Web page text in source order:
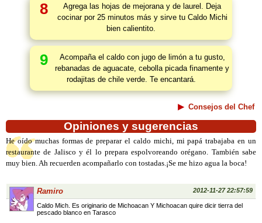
8
Agrega las hojas de mejorana y de laurel. Deja
cocinar por 25 minutos más y sirve tu Caldo Michi
bien calientito.
9
Acompaña el caldo con jugo de limón a tu gusto,
rebanadas de aguacate, cebolla picada finamente y
rodajitas de chile verde. Te encantará.
Consejos del Chef
Opiniones y sugerencias
He oído muchas formas de preparar el caldo michi, mi papá trabajaba en un
restaurante de Jalisco y él lo prepara espolvoreando orégano. También sabe
muy bien. Ah recuerden acompañarlo con tostadas.¡Se me hizo agua la boca!
Ramiro 2012-11-27 22:57:59
Caldo Mich. Es originario de Michoacan Y Michoacan quire dicir tierra del
pescado blanco en Tarasco